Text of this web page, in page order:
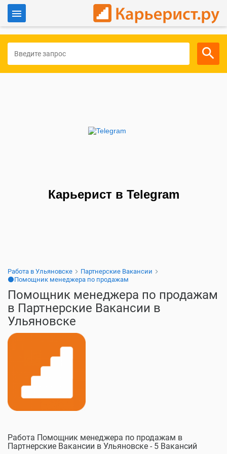
Для работодателей
Карьерист в Telegram
Работа в Ульяновске
Партнерские Вакансии
⚫Помощник менеджера по продажам
Помощник менеджера по продажам
в Партнерские Вакансии в
Ульяновске
Работа Помощник менеджера по продажам в
Партнерские Вакансии в Ульяновске - 5 Вакансий